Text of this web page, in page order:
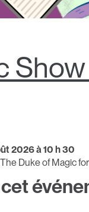
2026 à 10 h 30
Duke of Magic